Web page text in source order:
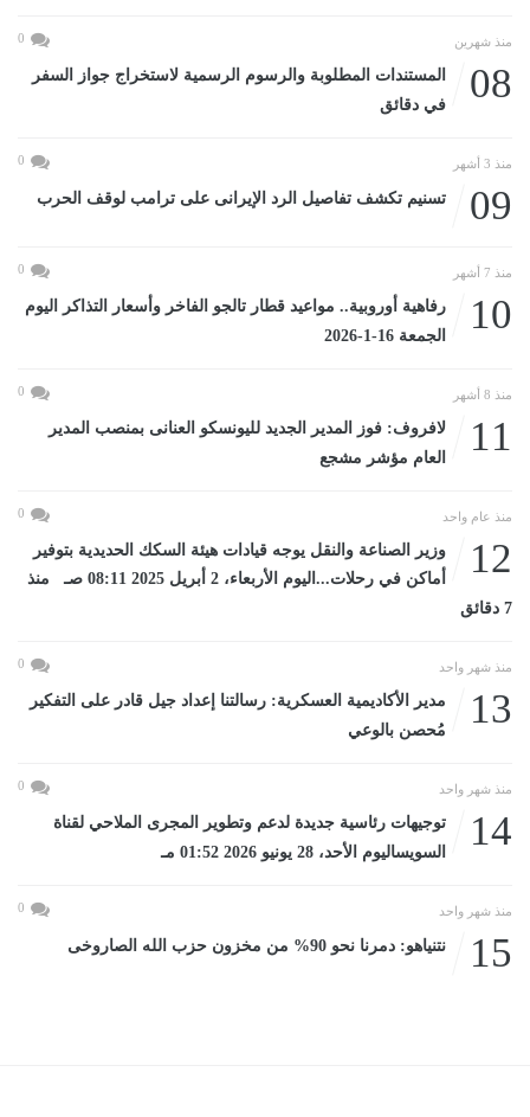
منذ شهرين 0
08
المستندات المطلوبة والرسوم الرسمية لاستخراج جواز السفر
في دقائق
منذ 3 أشهر 0
09 تسنيم تكشف تفاصيل الرد الإيرانى على ترامب لوقف الحرب
منذ 7 أشهر 0
10
رفاهية أوروبية.. مواعيد قطار تالجو الفاخر وأسعار التذاكر اليوم
الجمعة 16-1-2026
منذ 8 أشهر 0
11
لافروف: فوز المدير الجديد لليونسكو العنانى بمنصب المدير
العام مؤشر مشجع
منذ عام واحد 0
12
وزير الصناعة والنقل يوجه قيادات هيئة السكك الحديدية بتوفير
أماكن في رحلات...اليوم الأربعاء، 2 أبريل 2025 08:11 صـ منذ
7 دقائق
منذ شهر واحد 0
13
مدير الأكاديمية العسكرية: رسالتنا إعداد جيل قادر على التفكير
مُحصن بالوعي
منذ شهر واحد 0
14
توجيهات رئاسية جديدة لدعم وتطوير المجرى الملاحي لقناة
السويساليوم الأحد، 28 يونيو 2026 01:52 مـ
منذ شهر واحد 0
15 نتنياهو: دمرنا نحو 90% من مخزون حزب الله الصاروخى